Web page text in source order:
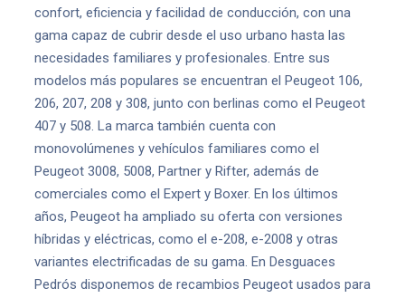
confort, eficiencia y facilidad de conducción, con una
gama capaz de cubrir desde el uso urbano hasta las
necesidades familiares y profesionales. Entre sus
modelos más populares se encuentran el Peugeot 106,
206, 207, 208 y 308, junto con berlinas como el Peugeot
407 y 508. La marca también cuenta con
monovolúmenes y vehículos familiares como el
Peugeot 3008, 5008, Partner y Rifter, además de
comerciales como el Expert y Boxer. En los últimos
años, Peugeot ha ampliado su oferta con versiones
híbridas y eléctricas, como el e-208, e-2008 y otras
variantes electrificadas de su gama. En Desguaces
Pedrós disponemos de recambios Peugeot usados para